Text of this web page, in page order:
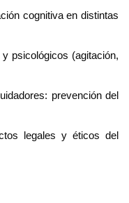
cognitiva en distintas
psicológicos (agitación,
prevención del
legales y éticos del